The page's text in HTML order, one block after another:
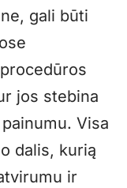
gali būti
jos stebina
Visa
dalis, kurią
ir